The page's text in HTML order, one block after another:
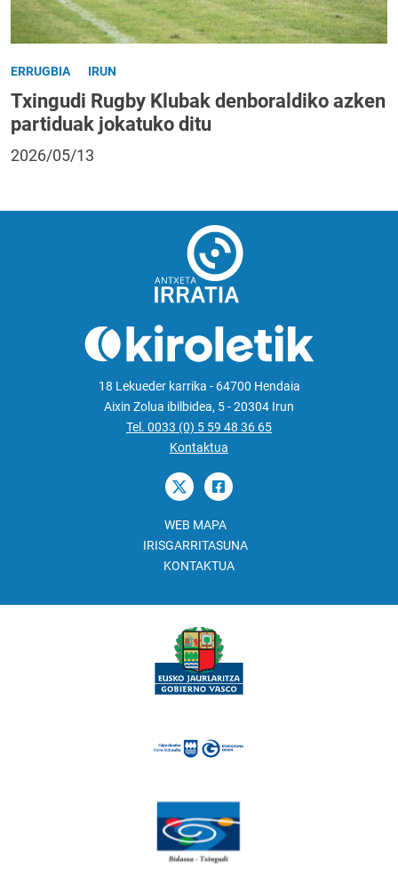
ERRUGBIA IRUN
Txingudi Rugby Klubak denboraldiko azken
partiduak jokatuko ditu
2026/05/13
18 Lekueder karrika - 64700 Hendaia
Aixin Zolua ibilbidea, 5 - 20304 Irun
Tel. 0033 (0) 5 59 48 36 65
Kontaktua
WEB MAPA
IRISGARRITASUNA
KONTAKTUA